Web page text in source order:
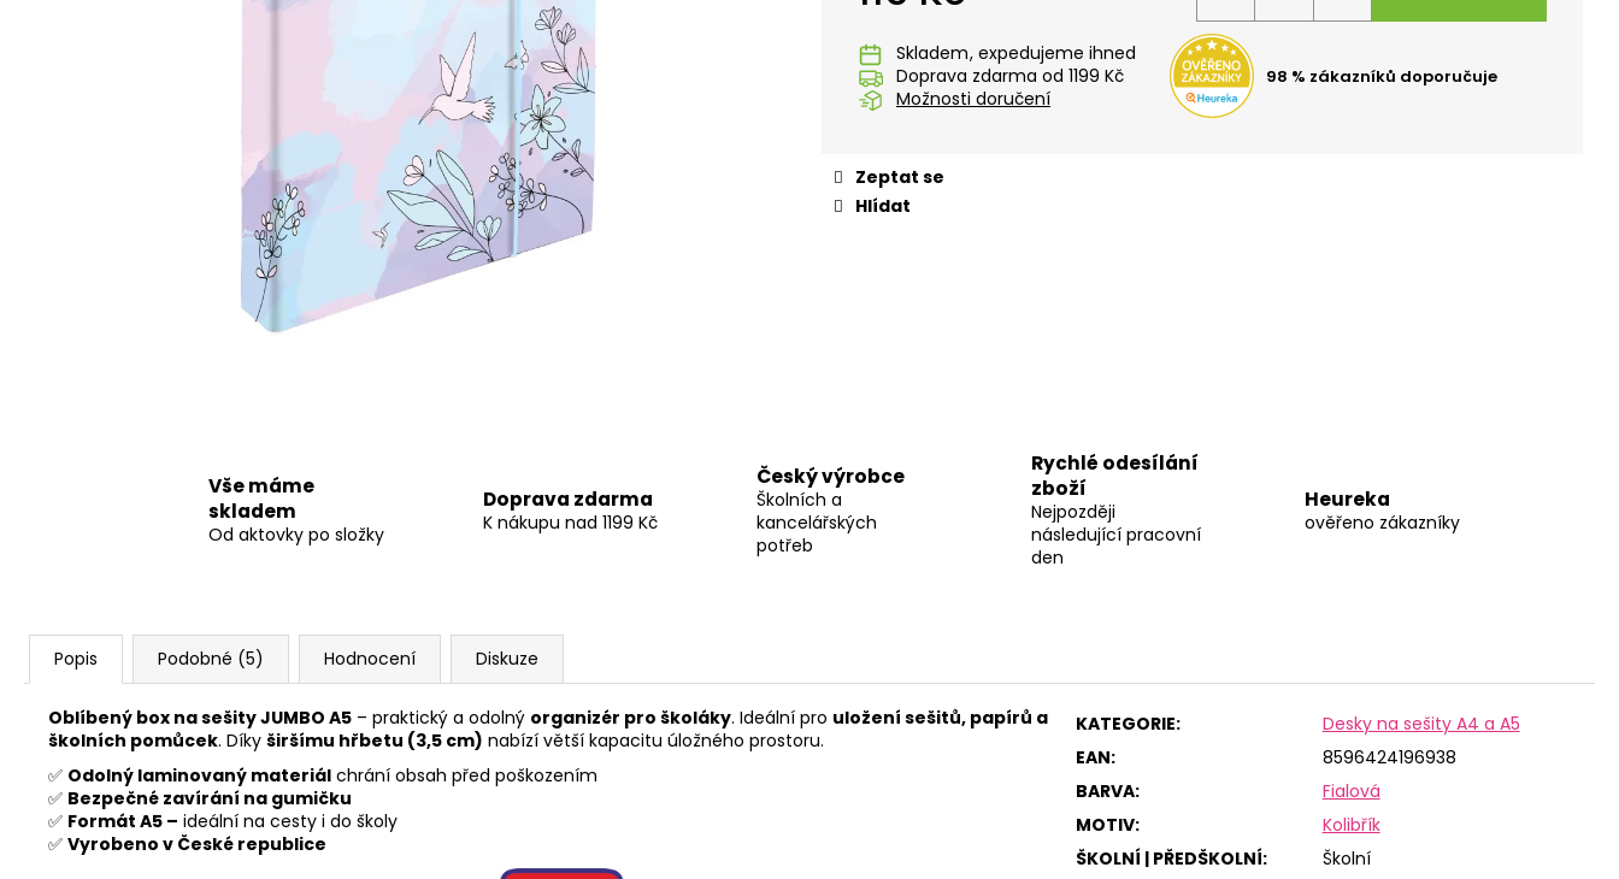
cena:Skladem
Doprava zdarma od 1199 Kč
Možnosti doručení
98 % zákazníků doporučuje
Zeptat se
Hlídat
Vše máme
skladem
Od aktovky po složky
Doprava zdarma
K nákupu nad 1199 Kč
Český výrobce
Školních a
kancelářských
potřeb
Rychlé odesílání
zboží
Nejpozději
následující pracovní
den
Heureka
ověřeno zákazníky
Popis Podobné (5) Hodnocení Diskuze
KATEGORIE:
Desky na sešity A4 a A5
EAN:
8596424196938
BARVA:
Fialová
MOTIV:
Kolibřík
ŠKOLNÍ | PŘEDŠKOLNÍ:
Školní
Oblíbený box na sešity JUMBO A5 – praktický a odolný organizér pro školáky. Ideální pro uložení sešitů, papírů a
školních pomůcek. Díky širšímu hřbetu (3,5 cm) nabízí větší kapacitu úložného prostoru.
✅ Odolný laminovaný materiál chrání obsah před poškozením
✅ Bezpečné zavírání na gumičku
✅ Formát A5 – ideální na cesty i do školy
✅ Vyrobeno v České republice
STUDENTSKÝ BATOH OXY SCOOLER
KUFŘÍK LAMINO 34 CM KOLIBŘÍK FIALOVÝ
299 Kč
LÁHEV OXY CLICK 600 ML GALAXY